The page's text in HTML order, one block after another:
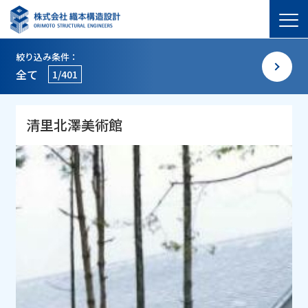
絞り込み条件：
全て 1/401
清里北澤美術館